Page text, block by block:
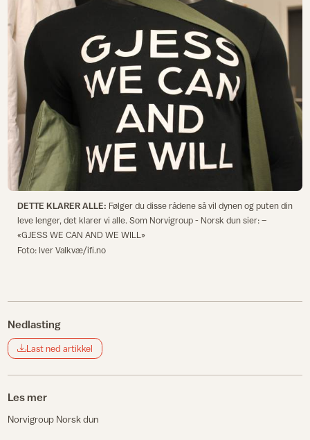
DETTE KLARER ALLE: Følger du disse rådene så vil dynen og puten din
leve lenger, det klarer vi alle. Som Norvigroup - Norsk dun sier: –
«GJESS WE CAN AND WE WILL»
Foto: Iver Valkvæ/ifi.no
Nedlasting
Last ned artikkel
Les mer
Norvigroup Norsk dun